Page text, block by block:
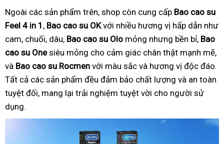
Ngoài các sản phẩm trên, shop còn cung cấp Bao cao su
Feel 4 in 1 , Bao cao su OKvới nhiều hương vị hấp dẫn như
cam, chuối, dâu, Bao cao su Olo mỏng nhưng bền bỉ, Bao
cao su Onesiêu mỏng cho cảm giác chân thật mạnh mẽ,
và Bao cao su Rocmen với màu sắc và hương vị độc đáo.
Tất cả các sản phẩm đều đảm bảo chất lượng và an toàn
tuyệt đối, mang lại trải nghiệm tuyệt vời cho người sử
dụng.